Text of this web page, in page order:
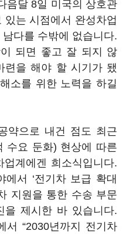
음달8일 미국의 상호관
는 시점에서 완성차업
다를 수밖에 없습니다.
되면 좋고 잘 되지 않
련을 해야 할 시기가 됐
소를 위한 노력을 하길
약으로 내건 점도 최근
수요 둔화) 현상에 따른
계에겐 희소식입니다.
에서 ‘전기차 보급 확대
지원을 통한 수송 부문
을 제시한 바 있습니다.
서 “2030년까지 전기차